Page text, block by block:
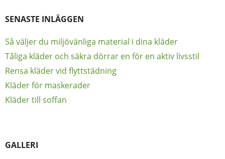
SENASTE INLÄGGEN
Så väljer du miljövänliga material i dina kläder
Tåliga kläder och säkra dörrar en för en aktiv livsstil
Rensa kläder vid flyttstädning
Kläder för maskerader
Kläder till soffan
GALLERI